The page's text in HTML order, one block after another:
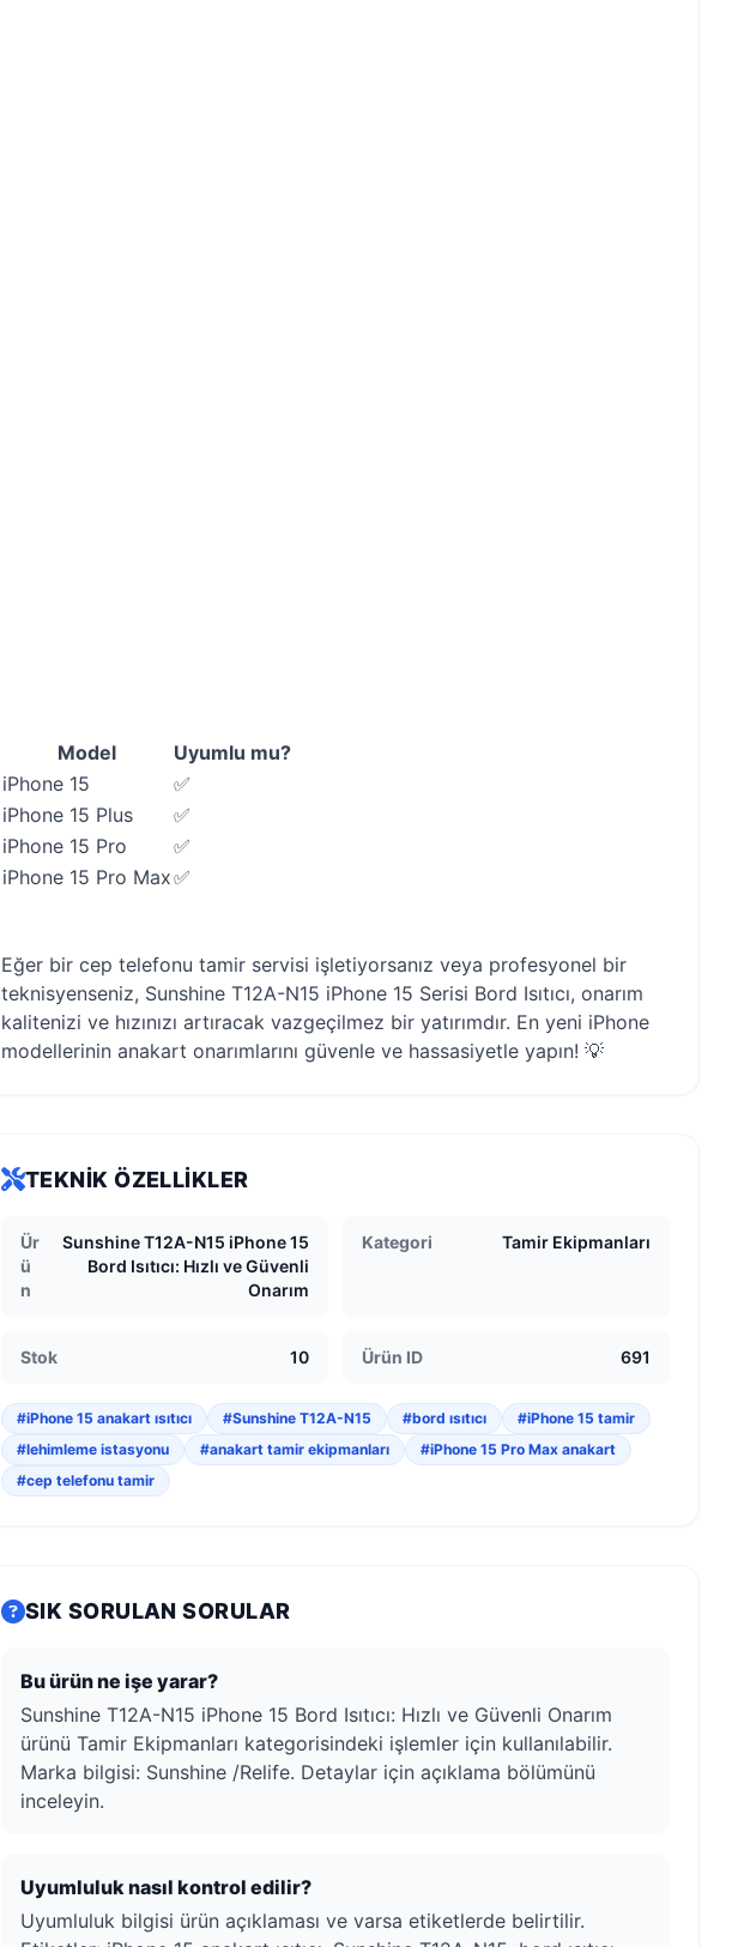
Model
Uyumlu mu?
iPhone 15
✅
iPhone 15 Plus
✅
iPhone 15 Pro
✅
iPhone 15 Pro Max✅
Eğer bir cep telefonu tamir servisi işletiyorsanız veya profesyonel bir
teknisyenseniz, Sunshine T12A-N15 iPhone 15 Serisi Bord Isıtıcı, onarım
kalitenizi ve hızınızı artıracak vazgeçilmez bir yatırımdır. En yeni iPhone
modellerinin anakart onarımlarını güvenle ve hassasiyetle yapın! 💡
TEKNIK ÖZELLIKLER
Ür
ü
n
Sunshine T12A-N15 iPhone 15
Bord Isıtıcı: Hızlı ve Güvenli
Onarım
Kategori Tamir Ekipmanları
Stok 10 Ürün ID 691
#iPhone 15 anakart ısıtıcı #Sunshine T12A-N15 #bord ısıtıcı
#iPhone 15 tamir
#lehimleme istasyonu
#anakart tamir ekipmanları
#iPhone 15 Pro Max anakart
#cep telefonu tamir
SIK SORULAN SORULAR
Bu ürün ne işe yarar?
Sunshine T12A-N15 iPhone 15 Bord Isıtıcı: Hızlı ve Güvenli Onarım
ürünü Tamir Ekipmanları kategorisindeki işlemler için kullanılabilir.
Marka bilgisi: Sunshine /Relife. Detaylar için açıklama bölümünü
inceleyin.
Uyumluluk nasıl kontrol edilir?
Uyumluluk bilgisi ürün açıklaması ve varsa etiketlerde belirtilir.